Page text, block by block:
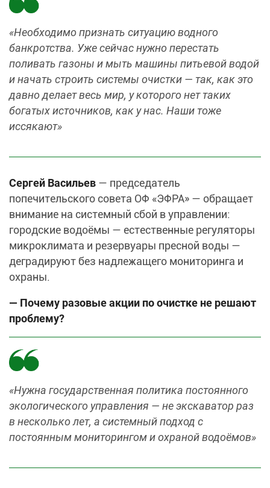
«Необходимо признать ситуацию водного
банкротства. Уже сейчас нужно перестать
поливать газоны и мыть машины питьевой водой
и начать строить системы очистки — так, как это
давно делает весь мир, у которого нет таких
богатых источников, как у нас. Наши тоже
иссякают»
Сергей Васильев — председатель
попечительского совета ОФ «ЭФРА» — обращает
внимание на системный сбой в управлении:
городские водоёмы — естественные регуляторы
микроклимата и резервуары пресной воды —
деградируют без надлежащего мониторинга и
охраны.
— Почему разовые акции по очистке не решают
проблему?
«Нужна государственная политика постоянного
экологического управления — не экскаватор раз
в несколько лет, а системный подход с
постоянным мониторингом и охраной водоёмов»